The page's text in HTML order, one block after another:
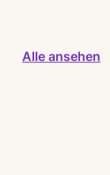
Alle ansehen